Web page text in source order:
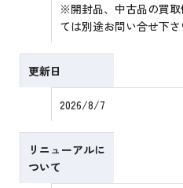
※開封品、中古品の買取
ては別途お問い合せ下さ
更新日
2026/8/7
リニューアルに
ついて